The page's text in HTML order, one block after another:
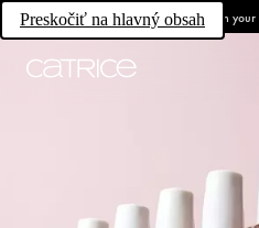
Preskočiť na hlavný obsahOwn your